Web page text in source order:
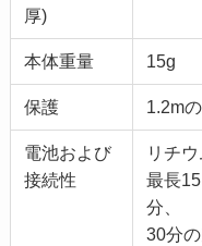
厚)
本体重量 15g
保護 1.2m
電池および
接続性
リチ
最長
分、
30分